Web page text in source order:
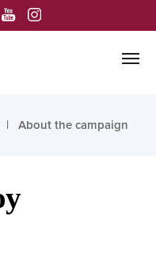
About the campaign